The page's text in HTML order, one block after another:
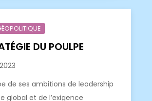
DU POULPE
de ses ambitions de leadership
global et de l’exigence